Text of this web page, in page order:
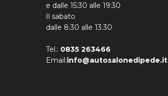
e dalle 15:30 alle 19:30
Il sabato
dalle 8:30 alle 13:30
Tel.: 0835 263466
Email:info@autosalonedipede.it